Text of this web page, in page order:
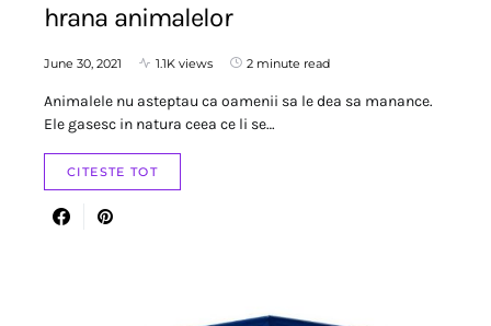
hrana animalelor
June 30, 2021 1.1K views 2 minute read
Animalele nu asteptau ca oamenii sa le dea sa manance.
Ele gasesc in natura ceea ce li se…
CITESTE TOT